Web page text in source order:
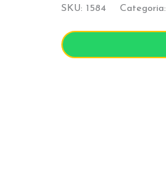
SKU:1584 Categoria: